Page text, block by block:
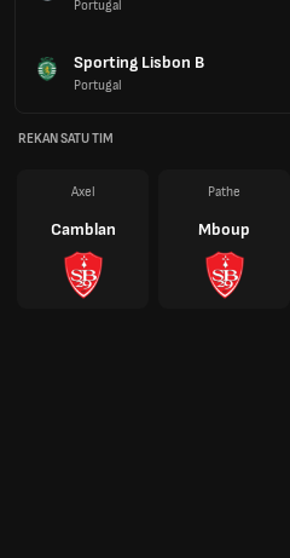
Portugal
Sporting Lisbon B
Portugal
REKAN SATU TIM
Axel
Camblan
Pathe
Mboup